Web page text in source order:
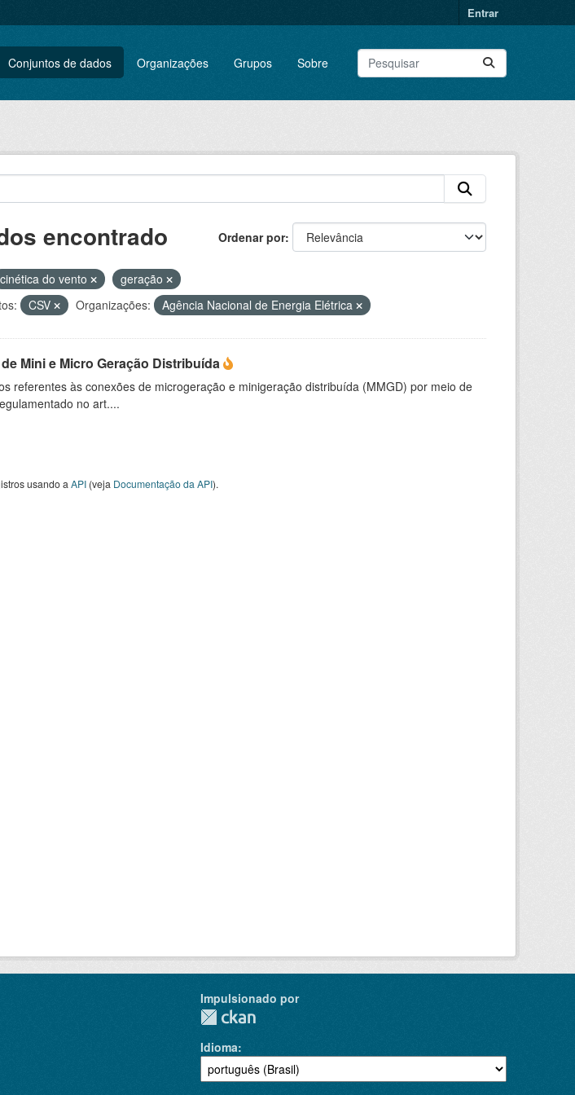
Entrar
Conjuntos de dados Organizações Grupos Sobre
Ordenar por
encontrado
cinética do vento
geração
CSV Organizações: Agência Nacional de Energia Elétrica
Mini e Micro Geração Distribuída
referentes às conexões de microgeração e minigeração distribuída (MMGD) por meio de
no art....
usando a API(veja Documentação da API).
Impulsionado por
Idioma